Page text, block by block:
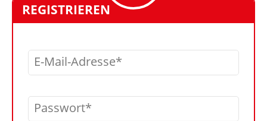
REGISTRIEREN
E-Mail-Adresse
Passwort